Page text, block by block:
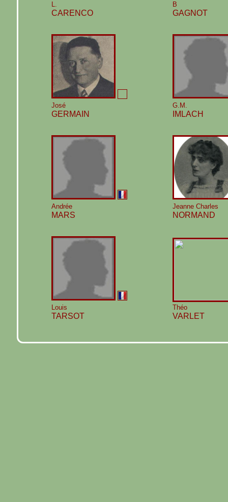
L.
CARENCO
B
GAGNOT
José
GERMAIN
G.M.
IMLACH
Andrée
MARS
Jeanne Charles
NORMAND
Louis
TARSOT
Théo
VARLET